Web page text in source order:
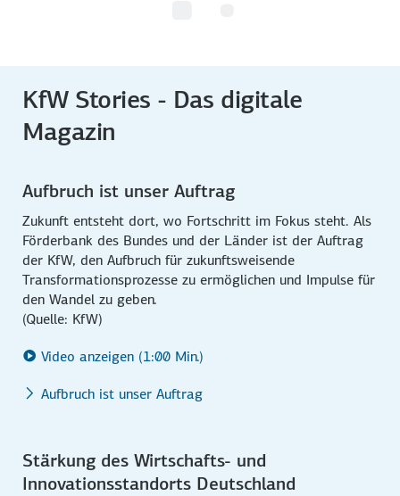
KfW Stories - Das digitale
Magazin
Aufbruch ist unser Auftrag
Zukunft entsteht dort, wo Fortschritt im Fokus steht. Als
Förderbank des Bundes und der Länder ist der Auftrag
der KfW, den Aufbruch für zukunftsweisende
Transformationsprozesse zu ermöglichen und Impulse für
den Wandel zu geben.
(Quelle: KfW)
Video anzeigen (1:00 Min.)
Aufbruch ist unser Auftrag
Stärkung des Wirtschafts- und
Innovationsstandorts Deutschland